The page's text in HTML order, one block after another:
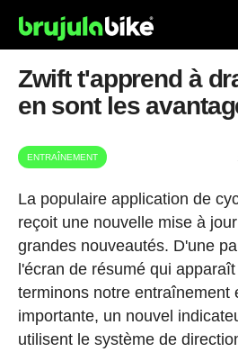
Zwift t'apprend à
en sont les
ENTRAÎNEMENT
La populaire application de
reçoit une nouvelle mise à
grandes nouveautés. D'une
l'écran de résumé qui
terminons notre entraînement
importante, un nouvel
utilisent le système de